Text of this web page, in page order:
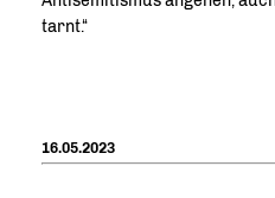
tarnt.“
16.05.2023